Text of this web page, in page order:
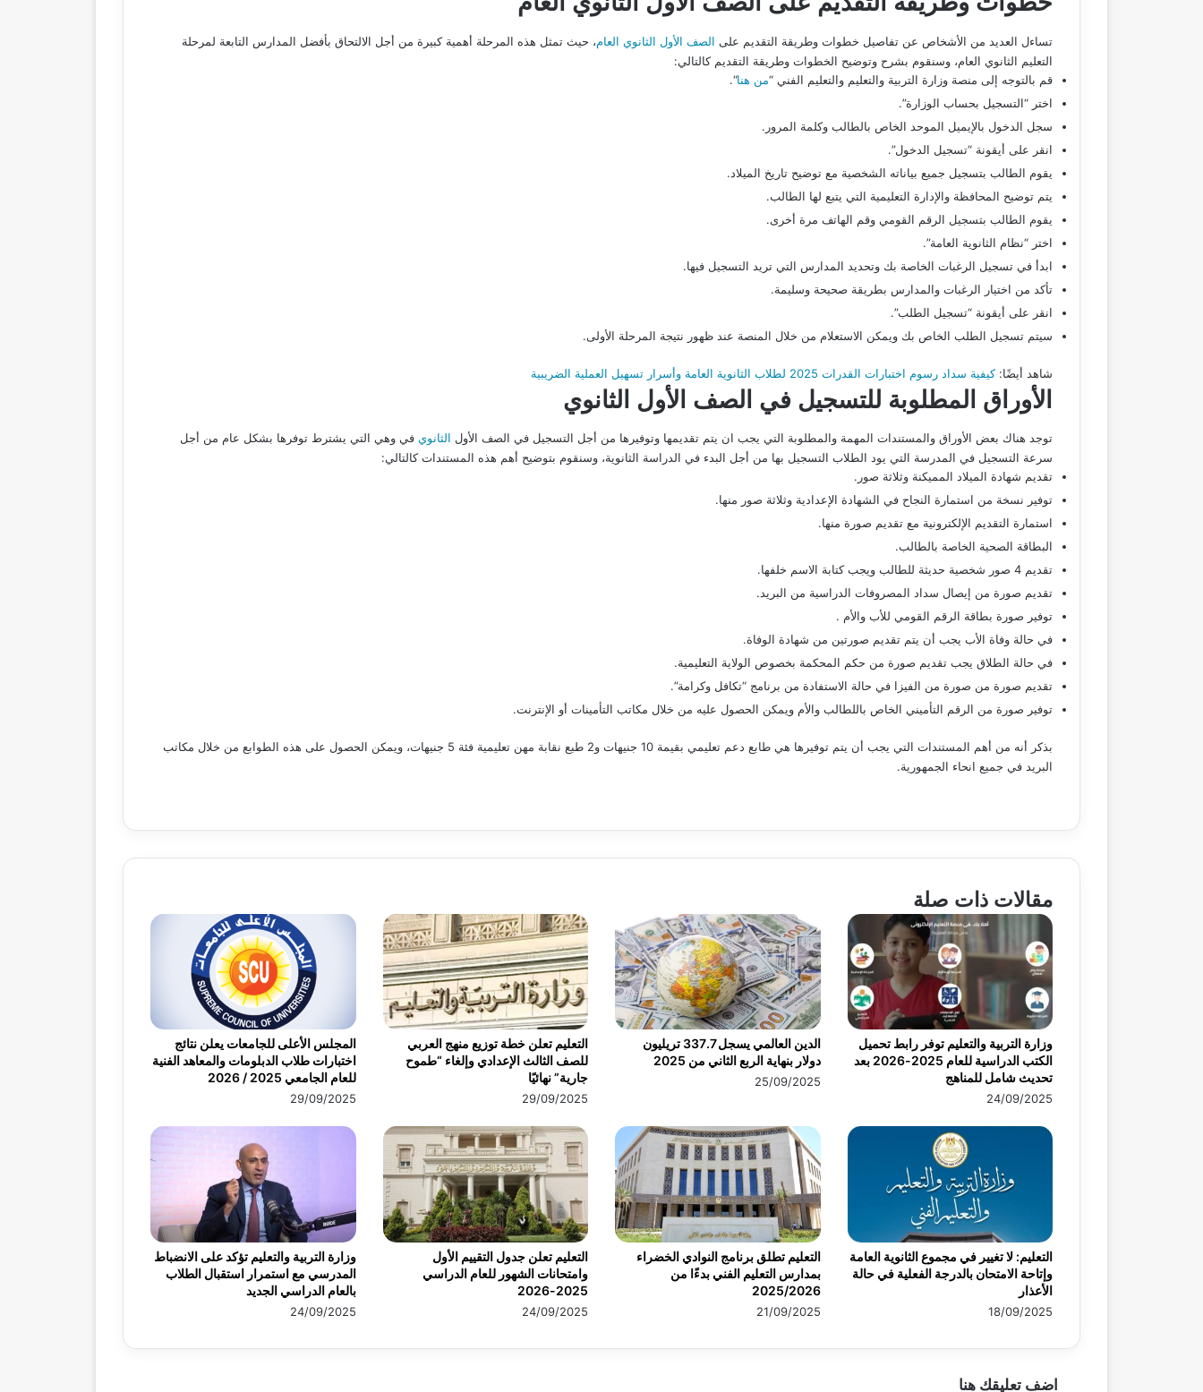
تساءل العديد من الأشخاص عن تفاصيل خطوات وطريقة التقديم على الصف الأول الثانوي العام، حيث تمثل هذه المرحلة أهمية كبيرة من أجل الالتحاق بأفضل المدارس التابعة لمرحلة
التعليم الثانوي العام، وسنقوم بشرح وتوضيح الخطوات وطريقة التقديم كالتالي:
قم بالتوجه إلى منصة وزارة التربية والتعليم والتعليم الفني “من هنا“.
اختر “التسجيل بحساب الوزارة”.
سجل الدخول بالإيميل الموحد الخاص بالطالب وكلمة المرور.
انقر على أيقونة “تسجيل الدخول”.
يقوم الطالب بتسجيل جميع بياناته الشخصية مع توضيح تاريخ الميلاد.
يتم توضيح المحافظة والإدارة التعليمية التي يتبع لها الطالب.
يقوم الطالب بتسجيل الرقم القومي وقم الهاتف مرة أخرى.
اختر “نظام الثانوية العامة”.
ابدأ في تسجيل الرغبات الخاصة بك وتحديد المدارس التي تريد التسجيل فيها.
تأكد من اختيار الرغبات والمدارس بطريقة صحيحة وسليمة.
انقر على أيقونة “تسجيل الطلب”.
سيتم تسجيل الطلب الخاص بك ويمكن الاستعلام من خلال المنصة عند ظهور نتيجة المرحلة الأولى.
شاهد أيضًا:كيفية سداد رسوم اختبارات القدرات 2025 لطلاب الثانوية العامة وأسرار تسهيل العملية الضريبية
الأوراق المطلوبة للتسجيل في الصف الأول الثانوي
توجد هناك بعض الأوراق والمستندات المهمة والمطلوبة التي يجب ان يتم تقديمها وتوفيرها من أجل التسجيل في الصف الأول الثانوي في وهي التي يشترط توفرها بشكل عام من أجل
سرعة التسجيل في المدرسة التي يود الطلاب التسجيل بها من أجل البدء في الدراسة الثانوية، وسنقوم بتوضيح أهم هذه المستندات كالتالي:
تقديم شهادة الميلاد المميكنة وثلاثة صور.
توفير نسخة من استمارة النجاح في الشهادة الإعدادية وثلاثة صور منها.
استمارة التقديم الإلكترونية مع تقديم صورة منها.
البطاقة الصحية الخاصة بالطالب.
تقديم 4 صور شخصية حديثة للطالب ويجب كتابة الاسم خلفها.
تقديم صورة من إيصال سداد المصروفات الدراسية من البريد.
توفير صورة بطاقة الرقم القومي للأب والأم .
في حالة وفاة الأب يجب أن يتم تقديم صورتين من شهادة الوفاة.
في حالة الطلاق يجب تقديم صورة من حكم المحكمة بخصوص الولاية التعليمية.
تقديم صورة من صورة من الفيزا في حالة الاستفادة من برنامج “تكافل وكرامة”.
توفير صورة من الرقم التأميني الخاص باللطالب والأم ويمكن الحصول عليه من خلال مكاتب التأمينات أو الإنترنت.
بذكر أنه من أهم المستندات التي يجب أن يتم توفيرها هي طابع دعم تعليمي بقيمة 10 جنيهات و2 طبع نقابة مهن تعليمية فئة 5 جنيهات، ويمكن الحصول على هذه الطوابع من خلال مكاتب
البريد في جميع انحاء الجمهورية.
مقالات ذات صلة
المجلس الأعلى للجامعات يعلن نتائج
اختبارات طلاب الدبلومات والمعاهد الفنية
للعام الجامعي 2025 / 2026
29/09/2025
التعليم تعلن خطة توزيع منهج العربي
للصف الثالث الإعدادي وإلغاء “طموح
جارية” نهائيًا
29/09/2025
الدين العالمي يسجل 337.7 تريليون
دولار بنهاية الربع الثاني من 2025
25/09/2025
وزارة التربية والتعليم توفر رابط تحميل
الكتب الدراسية للعام 2025-2026 بعد
تحديث شامل للمناهج
24/09/2025
وزارة التربية والتعليم تؤكد على الانضباط
المدرسي مع استمرار استقبال الطلاب
بالعام الدراسي الجديد
24/09/2025
التعليم تعلن جدول التقييم الأول
وامتحانات الشهور للعام الدراسي
2025-2026
24/09/2025
التعليم تطلق برنامج النوادي الخضراء
بمدارس التعليم الفني بدءًا من
2025/2026
21/09/2025
التعليم: لا تغيير في مجموع الثانوية العامة
وإتاحة الامتحان بالدرجة الفعلية في حالة
الأعذار
18/09/2025
اضف تعليقك هنا